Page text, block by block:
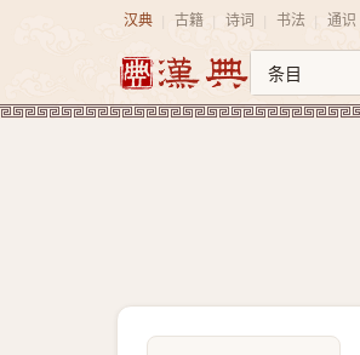
汉典 古籍 诗词 书法 通识